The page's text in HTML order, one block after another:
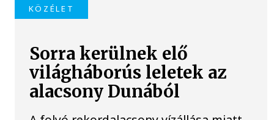
KÖZÉLET
Sorra kerülnek elő
világháborús leletek az
alacsony Dunából